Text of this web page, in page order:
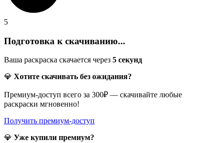
5
Подготовка к скачиванию...
Ваша раскраска скачается через 5 секунд
💎 Хотите скачивать без ожидания?
Премиум-доступ всего за 300₽ — скачивайте любые
раскраски мгновенно!
Получить премиум-доступ
💎 Уже купили премиум?